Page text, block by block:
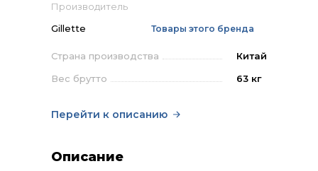
Производитель
Gillette
Товары этого бренда
Страна производства
Китай
Вес брутто
63 кг
Перейти к описанию
Описание